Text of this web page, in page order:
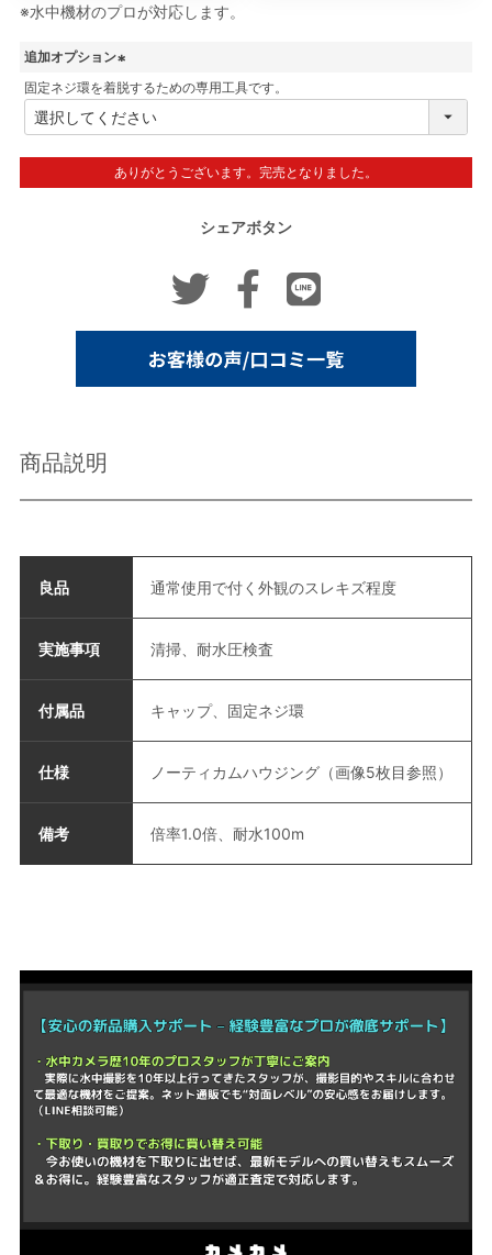
※水中機材のプロが対応します。
追加オプション
(
必
須
)
固定ネジ環を着脱するための専用工具です。
ありがとうございます。完売となりました。
シェアボタン
商品説明
良品 通常使用で付く外観のスレキズ程度
実施事項 清掃、耐水圧検査
付属品 キャップ、固定ネジ環
仕様 ノーティカムハウジング（画像5枚目参照）
備考 倍率1.0倍、耐水100m